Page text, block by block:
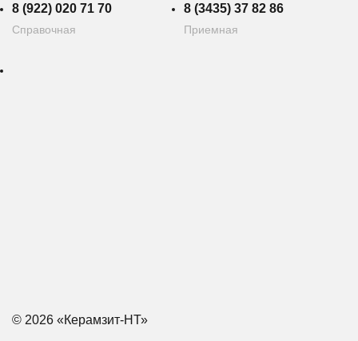
8 (922) 020 71 70
Справочная
8 (3435) 37 82 86
Приемная
© 2026 «Керамзит-НТ»